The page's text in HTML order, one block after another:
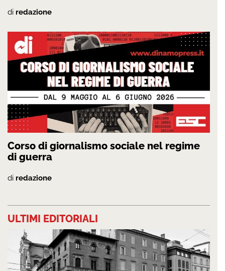
di redazione
Corso di giornalismo sociale nel regime
di guerra
di redazione
ULTIMI EDITORIALI